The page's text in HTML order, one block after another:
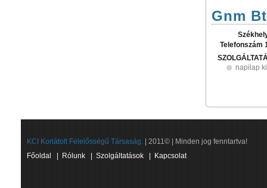
Gnm
Telefonszám
napilap
KCI Korlátolt Felelősségű Társaság. | 2011© | Minden jog fenntartva!
Főoldal
Rólunk Szolgáltatások Kapcsolat